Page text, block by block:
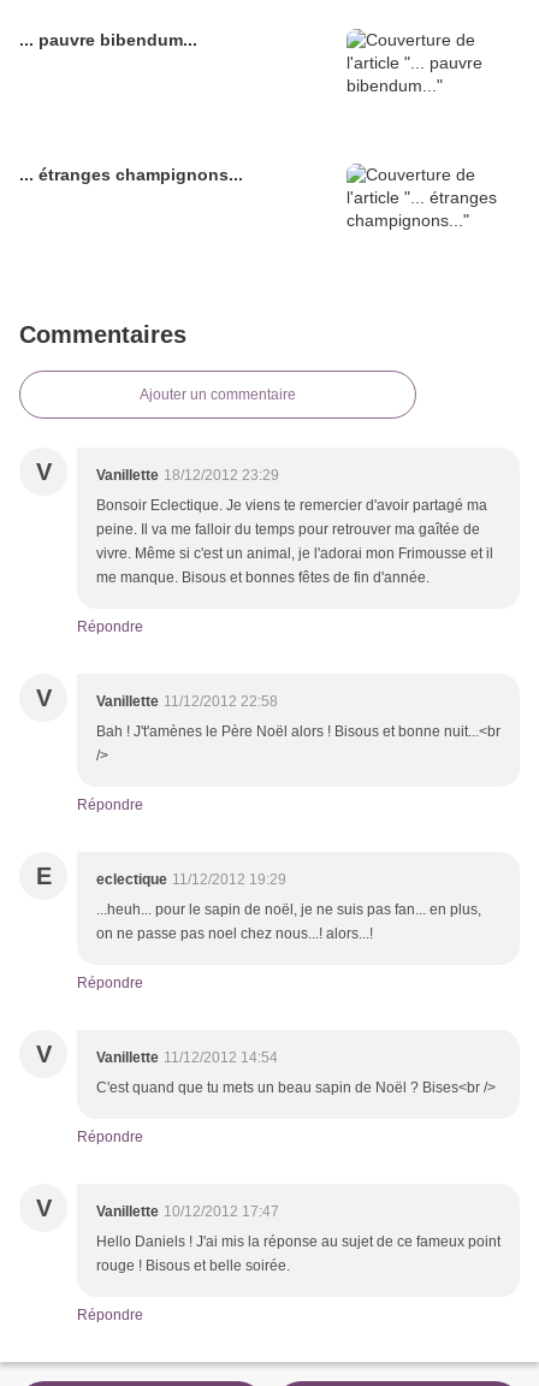
... pauvre bibendum...
... étranges champignons...
Commentaires
Ajouter un commentaire
V Vanillette 18/12/2012 23:29
Bonsoir Eclectique. Je viens te remercier d'avoir partagé ma
peine. Il va me falloir du temps pour retrouver ma gaîtée de
vivre. Même si c'est un animal, je l'adorai mon Frimousse et il
me manque. Bisous et bonnes fêtes de fin d'année.
Répondre
V Vanillette 11/12/2012 22:58
Bah ! J't'amènes le Père Noël alors ! Bisous et bonne nuit...<br
/>
Répondre
E eclectique 11/12/2012 19:29
...heuh... pour le sapin de noël, je ne suis pas fan... en plus,
on ne passe pas noel chez nous...! alors...!
Répondre
V Vanillette 11/12/2012 14:54
C'est quand que tu mets un beau sapin de Noël ? Bises<br />
Répondre
V Vanillette 10/12/2012 17:47
Hello Daniels ! J'ai mis la réponse au sujet de ce fameux point
rouge ! Bisous et belle soirée.
Répondre